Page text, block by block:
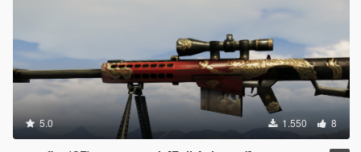
5.0 1.550 8